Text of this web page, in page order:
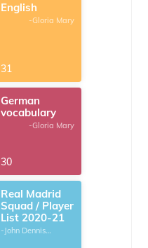
English
-Gloria Mary
31
German
vocabulary
-Gloria Mary
30
Real Madrid
Squad / Player
List 2020-21
-John Dennis